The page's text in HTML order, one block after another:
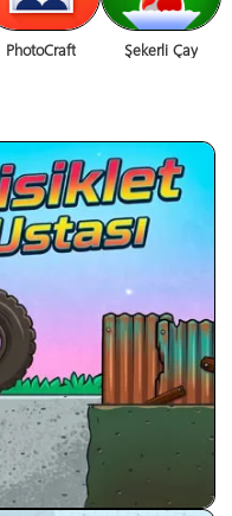
PhotoCraft Şekerli Çay